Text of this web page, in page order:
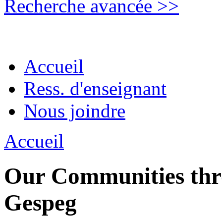
Recherche avancée >>
Accueil
Ress. d'enseignant
Nous joindre
Accueil
Our Communities
Gespeg